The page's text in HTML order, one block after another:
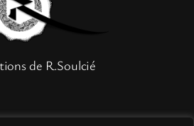
de R.Soulcié